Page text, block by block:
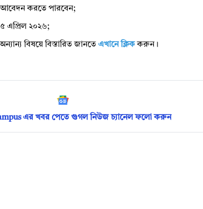
করতে পারবেন;
এপ্রিল ২০২৬;
বিষয়ে বিস্তারিত জানতে এখানে ক্লিককরুন।
এর খবর পেতে গুগল নিউজ চ্যানেল ফলো করুন